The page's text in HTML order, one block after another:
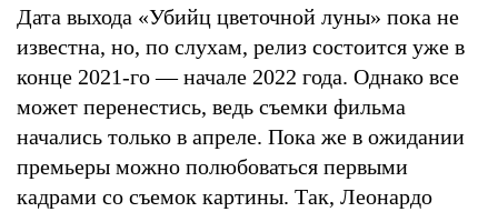
Дата выхода «Убийц цветочной луны» пока не
известна, но, по слухам, релиз состоится уже в
конце 2021-го — начале 2022 года. Однако все
может перенестись, ведь съемки фильма
начались только в апреле. Пока же в ожидании
премьеры можно полюбоваться первыми
кадрами со съемок картины. Так, Леонардо